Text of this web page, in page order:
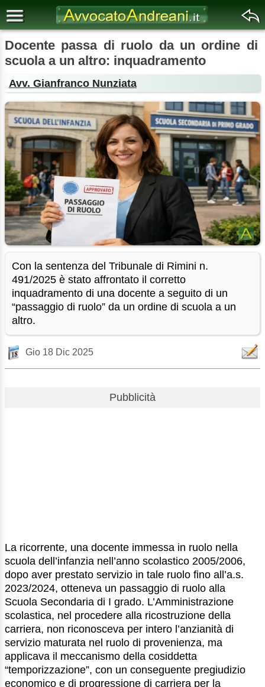
Docente passa di ruolo da un ordine di
scuola a un altro: inquadramento
Avv. Gianfranco Nunziata
Con la sentenza del Tribunale di Rimini n.
491/2025 è stato affrontato il corretto
inquadramento di una docente a seguito di un
“passaggio di ruolo” da un ordine di scuola a un
altro.
Gio 18 Dic 2025
Pubblicità
La ricorrente, una docente immessa in ruolo nella
scuola dell’infanzia nell’anno scolastico 2005/2006,
dopo aver prestato servizio in tale ruolo fino all’a.s.
2023/2024, otteneva un passaggio di ruolo alla
Scuola Secondaria di I grado. L’Amministrazione
scolastica, nel procedere alla ricostruzione della
carriera, non riconosceva per intero l’anzianità di
servizio maturata nel ruolo di provenienza, ma
applicava il meccanismo della cosiddetta
“temporizzazione”, con un conseguente pregiudizio
economico e di progressione di carriera per la